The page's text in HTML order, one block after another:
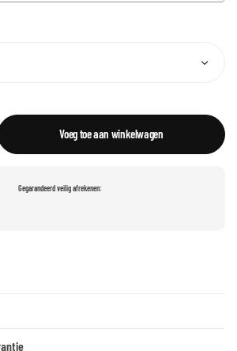
Voeg toe aan winkelwagen
Gegarandeerd veilig afrekenen: